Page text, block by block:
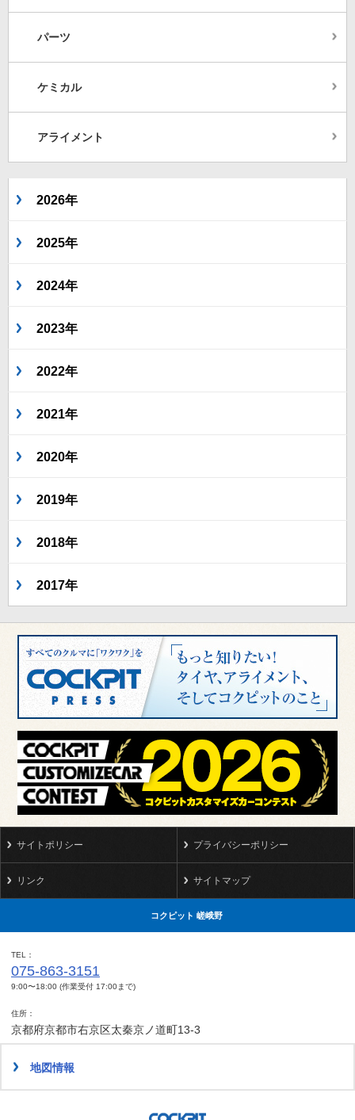
パーツ
ケミカル
アライメント
2026年
2025年
2024年
2023年
2022年
2021年
2020年
2019年
2018年
2017年
サイトポリシー プライバシーポリシー
リンク サイトマップ
コクピット 嵯峨野
TEL
075-863-3151
9:00〜18:00 (作業受付 17:00まで)
住所
京都府京都市右京区太秦京ノ道町13-3
地図情報